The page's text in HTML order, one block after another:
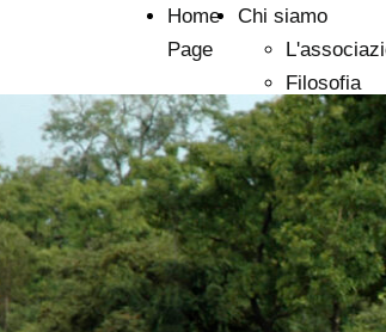
Home
Page
Chi siamo
Filosofia